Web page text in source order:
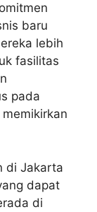
baru
lebih
fasilitas
pada
di Jakarta
dapat
di